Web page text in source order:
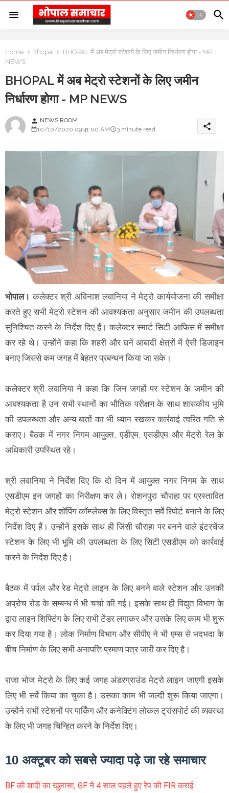
Home Bhopal
BHOPAL में अब मेट्रो स्टेशनों के लिए जमीन निर्धारण होगा - MP
NEWS
BHOPAL में अब मेट्रो स्टेशनों के लिए जमीन
निर्धारण होगा - MP NEWS
person NEWS ROOM
10/10/2020 09:41:00 AM
3 minute read share
भोपाल। कलेक्टर श्री अविनाश लवानिया ने मेट्रो कार्ययोजना की समीक्षा
करते हुए सभी मेट्रो स्टेशन की आवश्यकता अनुसार जमीन की उपलब्धता
सुनिश्चित करने के निर्देश दिए हैं। कलेक्टर स्मार्ट सिटी आफिस में समीक्षा
कर रहे थे। उन्होंने कहा कि शहरी और घने आबादी क्षेत्रों में ऐसी डिजाइन
बनाए जिससे कम जगह में बेहतर प्रबन्धन किया जा सके।
कलेक्टर श्री लवानिया ने कहा कि जिन जगहों पर स्टेशन के जमीन की
आवश्यकता है उन सभी स्थानों का भौतिक परीक्षण के साथ शासकीय भूमि
की उपलब्धता और अन्य बातों का भी ध्यान रखकर कार्रवाई त्वरित गति से
कराए। बैठक में नगर निगम आयुक्त, एडीएम, एसडीएम और मेट्रो रेल के
अधिकारी उपस्थित रहे।
श्री लवानिया ने निर्देश दिए कि दो दिन में आयुक्त नगर निगम के साथ
एसडीएम इन जगहों का निरीक्षण कर ले। रोशनपुरा चौराहा पर प्रस्तावित
मेट्रो स्टेशन और शॉपिंग कॉम्प्लेक्स के लिए विस्तृत सर्वे रिपोर्ट बनाने के लिए
निर्देश दिए हैं। उन्होंने इसके साथ ही जिंसी चौराहा पर बनने वाले इंटरचेंज
स्टेशन के लिए भी भूमि की उपलब्धता के लिए सिटी एसडीएम को कार्रवाई
करने के निर्देश दिए है।
बैठक में पर्पल और रेड मेट्रो लाइन के लिए बनने वाले स्टेशन और उनकी
अप्रोच रोड के सम्बन्ध में भी चर्चा की गई। इसके साथ ही विद्युत विभाग के
द्वारा लाइन शिफ्टिंग के लिए सभी टेंडर लगाकर और उसके लिए काम भी शुरू
कर दिया गया है। लोक निर्माण विभाग और सीपीए ने भी एम्स से भदभदा के
बीच निर्माण के लिए सभी अनापत्ति प्रमाण पत्र जारी कर दिए है।
राजा भोज मेट्रो के लिए कई जगह अंडरग्राउंड मेट्रो लाइन जाएगी इसके
लिए भी सर्वे किया का चुका है। उसका काम भी जल्दी शुरू किया जाएगा।
उन्होंने सभी स्टेशनों पर पार्किंग और कनेक्टिंग लोकल ट्रांसपोर्ट की व्यवस्था
के लिए भी जगह चिन्हित करने के निर्देश दिए।
10 अक्टूबर को सबसे ज्यादा पढ़े जा रहे समाचार
BF की शादी का खुलासा, GF ने 4 साल पहले हुए रेप की FIR कराई